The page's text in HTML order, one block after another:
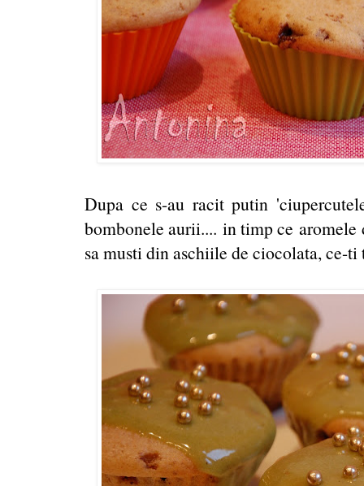
Dupa ce s-au racit putin
bombonele aurii.... in timp ce aromele
sa musti din aschiile de ciocolata, ce-